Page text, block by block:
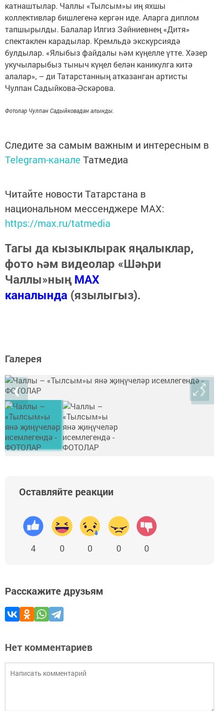
катнаштылар. Чаллы «Тылсым»ы иң яхшы
коллективлар бишлегенә кергән иде. Аларга диплом
тапшырылды. Балалар Илгиз Зәйниевнең «Дитя»
спектаклен карадылар. Кремльдә экскурсиядә
булдылар. «Ялыбыз файдалы һәм күңелле үтте. Хәзер
укучыларыбыз тыныч күңел белән каникулга китә
алалар», – ди Татарстанның атказанган артисты
Чулпан Садыйкова-Әскәрова.
Фотолар Чулпан Садыйковадан алынды.
Следите за самым важным и интересным в
Telegram-канале Татмедиа
Читайте новости Татарстана в
национальном мессенджере MАХ:
https://max.ru/tatmedia
Тагы да кызыклырак яңалыклар,
фото һәм видеолар «Шәһри
Чаллы»ныңMAX
каналында (язылыгыз).
Галерея
❮ ❯
Оставляйте реакции
4 0 0 0 0
Расскажите друзьям
Нет комментариев